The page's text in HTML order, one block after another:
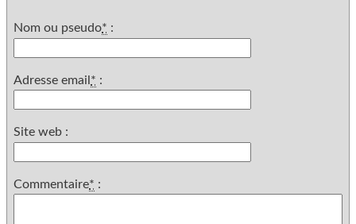
Nom ou pseudo* :
Adresse email * :
Site web :
Commentaire* :